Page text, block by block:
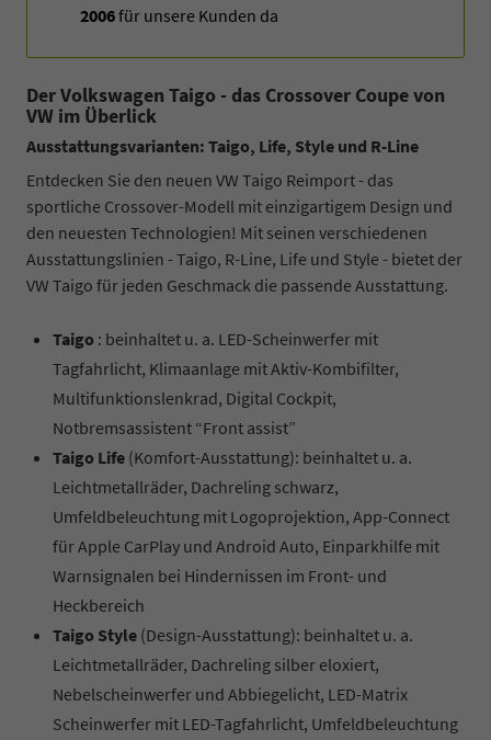
2006für unsere Kunden da
Der Volkswagen Taigo - das Crossover Coupe von
VW im Überlick
Ausstattungsvarianten: Taigo, Life, Style und R-Line
Entdecken Sie den neuen VW Taigo Reimport - das
sportliche Crossover-Modell mit einzigartigem Design und
den neuesten Technologien! Mit seinen verschiedenen
Ausstattungslinien - Taigo, R-Line, Life und Style - bietet der
VW Taigo für jeden Geschmack die passende Ausstattung.
Taigo : beinhaltet u. a. LED-Scheinwerfer mit
Tagfahrlicht, Klimaanlage mit Aktiv-Kombifilter,
Multifunktionslenkrad, Digital Cockpit,
Notbremsassistent “Front assist”
Taigo Life (Komfort-Ausstattung): beinhaltet u. a.
Leichtmetallräder, Dachreling schwarz,
Umfeldbeleuchtung mit Logoprojektion, App-Connect
für Apple CarPlay und Android Auto, Einparkhilfe mit
Warnsignalen bei Hindernissen im Front- und
Heckbereich
Taigo Style (Design-Ausstattung): beinhaltet u. a.
Leichtmetallräder, Dachreling silber eloxiert,
Nebelscheinwerfer und Abbiegelicht, LED-Matrix
Scheinwerfer mit LED-Tagfahrlicht, Umfeldbeleuchtung